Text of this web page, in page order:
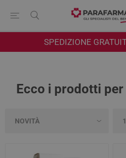
SPEDIZIONE
Ecco i prodotti